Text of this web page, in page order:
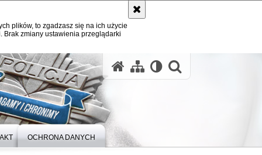
plików, to zgadzasz się na ich użycie
zmiany ustawienia przeglądarki
OCHRONA DANYCH